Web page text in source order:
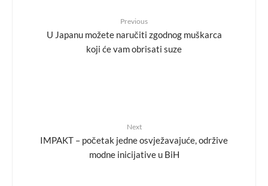
Previous
U Japanu možete naručiti zgodnog muškarca
koji će vam obrisati suze
Next
IMPAKT – početak jedne osvježavajuće, održive
modne inicijative u BiH